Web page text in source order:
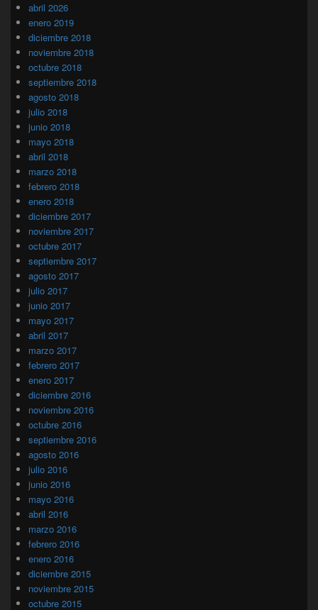
abril 2026
enero 2019
diciembre 2018
noviembre 2018
octubre 2018
septiembre 2018
agosto 2018
julio 2018
junio 2018
mayo 2018
abril 2018
marzo 2018
febrero 2018
enero 2018
diciembre 2017
noviembre 2017
octubre 2017
septiembre 2017
agosto 2017
julio 2017
junio 2017
mayo 2017
abril 2017
marzo 2017
febrero 2017
enero 2017
diciembre 2016
noviembre 2016
octubre 2016
septiembre 2016
agosto 2016
julio 2016
junio 2016
mayo 2016
abril 2016
marzo 2016
febrero 2016
enero 2016
diciembre 2015
noviembre 2015
octubre 2015